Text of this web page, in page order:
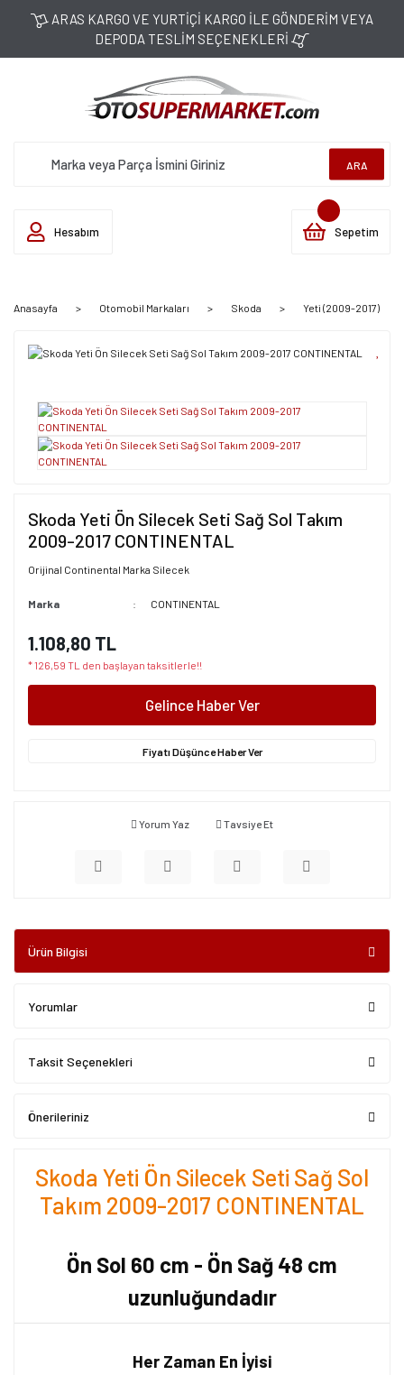
ARAS KARGO VE YURTİÇİ KARGO İLE GÖNDERİM VEYA
DEPODA TESLİM SEÇENEKLERİ
ARA
Hesabım Sepetim
Anasayfa Otomobil Markaları Skoda Yeti (2009-2017)
Skoda Yeti Ön Silecek Seti Sağ Sol Takım
2009-2017 CONTINENTAL
Orijinal Continental Marka Silecek
Marka CONTINENTAL
1.108,80 TL
* 126,59 TL den başlayan taksitlerle!!
Gelince Haber Ver
Fiyatı Düşünce Haber Ver
Yorum Yaz Tavsiye Et
Ürün Bilgisi
Yorumlar
Taksit Seçenekleri
Önerileriniz
Skoda Yeti Ön Silecek Seti Sağ Sol
Takım 2009-2017 CONTINENTAL
Ön Sol 60 cm - Ön Sağ 48 cm
uzunluğundadır
Her Zaman En İyisi